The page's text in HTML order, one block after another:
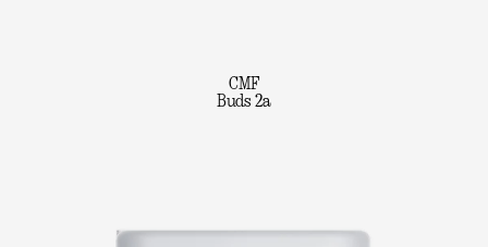
CMF
Buds 2a